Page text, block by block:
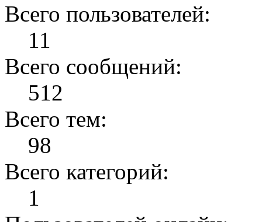
Всего пользователей:
11
Всего сообщений:
512
Всего тем:
98
Всего категорий:
1